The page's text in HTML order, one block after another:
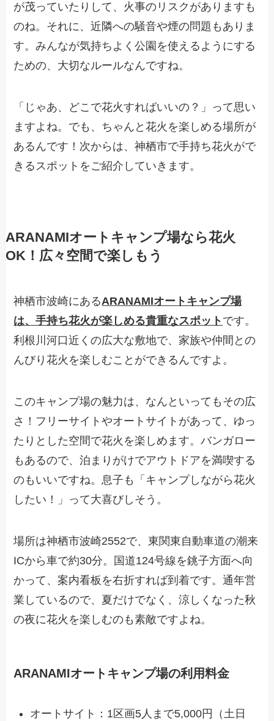
が茂っていたりして、火事のリスクがありますも
のね。それに、近隣への騒音や煙の問題もありま
す。みんなが気持ちよく公園を使えるようにする
ための、大切なルールなんですね。
「じゃあ、どこで花火すればいいの？」って思い
ますよね。でも、ちゃんと花火を楽しめる場所が
あるんです！次からは、神栖市で手持ち花火がで
きるスポットをご紹介していきます。
ARANAMIオートキャンプ場なら花火
OK！広々空間で楽しもう
神栖市波崎にあるARANAMIオートキャンプ場
は、手持ち花火が楽しめる貴重なスポット です。
利根川河口近くの広大な敷地で、家族や仲間との
んびり花火を楽しむことができるんですよ。
このキャンプ場の魅力は、なんといってもその広
さ！フリーサイトやオートサイトがあって、ゆっ
たりとした空間で花火を楽しめます。バンガロー
もあるので、泊まりがけでアウトドアを満喫する
のもいいですね。息子も「キャンプしながら花火
したい！」って大喜びしそう。
場所は神栖市波崎2552で、東関東自動車道の潮来
ICから車で約30分。国道124号線を銚子方面へ向
かって、案内看板を右折すれば到着です。通年営
業しているので、夏だけでなく、涼しくなった秋
の夜に花火を楽しむのも素敵ですよね。
ARANAMIオートキャンプ場の利用料金
オートサイト：1区画5人まで5,000円（土日